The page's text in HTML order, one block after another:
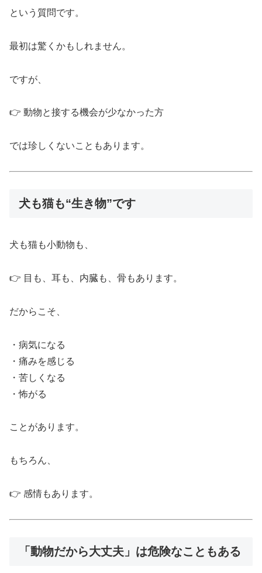
という質問です。
最初は驚くかもしれません。
ですが、
👉 動物と接する機会が少なかった方
では珍しくないこともあります。
犬も猫も“生き物”です
犬も猫も小動物も、
👉 目も、耳も、内臓も、骨もあります。
だからこそ、
・病気になる
・痛みを感じる
・苦しくなる
・怖がる
ことがあります。
もちろん、
👉 感情もあります。
「動物だから大丈夫」は危険なこともある